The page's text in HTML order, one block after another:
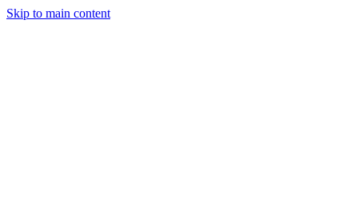
Skip to main content